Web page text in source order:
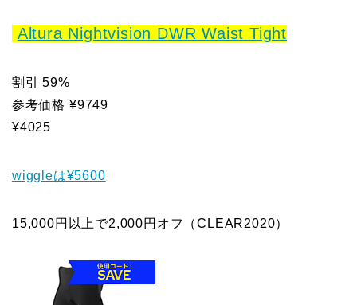
Altura Nightvision DWR Waist Tight
割引 59%
参考価格 ¥9749
¥4025
wiggleは¥5600
15,000円以上で2,000円オフ（CLEAR2020）